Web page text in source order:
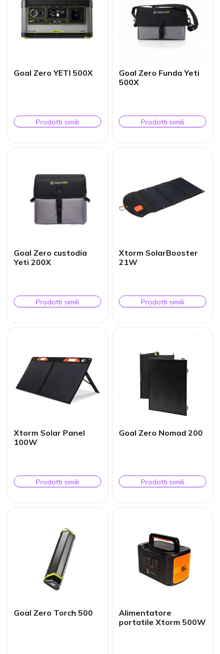
Goal Zero YETI 500X
Prodotti simili
Goal Zero Funda Yeti
500X
Prodotti simili
Goal Zero custodia
Yeti 200X
Prodotti simili
Xtorm SolarBooster
21W
Prodotti simili
Xtorm Solar Panel
100W
Prodotti simili
Goal Zero Nomad 200
Prodotti simili
Goal Zero Torch 500
Alimentatore
portatile Xtorm 500W